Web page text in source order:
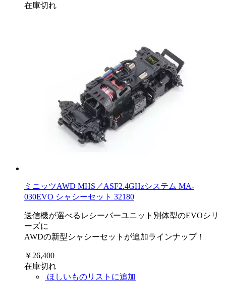
在庫切れ
ミニッツAWD MHS／ASF2.4GHzシステム MA-
030EVO シャシーセット 32180
送信機が選べるレシーバーユニット別体型のEVOシリ
ーズに
AWDの新型シャシーセットが追加ラインナップ！
￥26,400
在庫切れ
ほしいものリストに追加